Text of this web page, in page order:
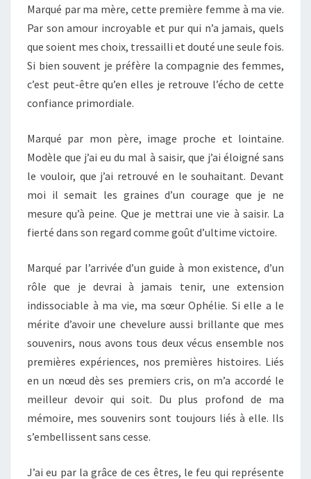
Marqué par ma mère, cette première femme à ma vie.
Par son amour incroyable et pur qui n’a jamais, quels
que soient mes choix, tressailli et douté une seule fois.
Si bien souvent je préfère la compagnie des femmes,
c’est peut-être qu’en elles je retrouve l’écho de cette
confiance primordiale.
Marqué par mon père, image proche et lointaine.
Modèle que j’ai eu du mal à saisir, que j’ai éloigné sans
le vouloir, que j’ai retrouvé en le souhaitant. Devant
moi il semait les graines d’un courage que je ne
mesure qu’à peine. Que je mettrai une vie à saisir. La
fierté dans son regard comme goût d’ultime victoire.
Marqué par l’arrivée d’un guide à mon existence, d’un
rôle que je devrai à jamais tenir, une extension
indissociable à ma vie, ma sœur Ophélie. Si elle a le
mérite d’avoir une chevelure aussi brillante que mes
souvenirs, nous avons tous deux vécus ensemble nos
premières expériences, nos premières histoires. Liés
en un nœud dès ses premiers cris, on m’a accordé le
meilleur devoir qui soit. Du plus profond de ma
mémoire, mes souvenirs sont toujours liés à elle. Ils
s’embellissent sans cesse.
J’ai eu par la grâce de ces êtres, le feu qui représente